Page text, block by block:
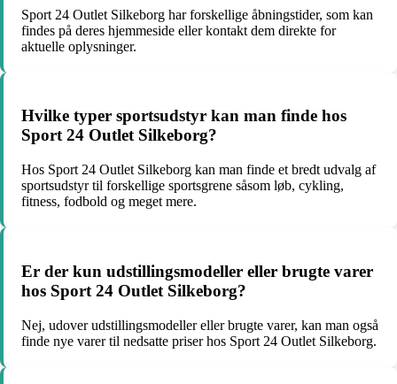
Sport 24 Outlet Silkeborg har forskellige åbningstider, som kan
findes på deres hjemmeside eller kontakt dem direkte for
aktuelle oplysninger.
Hvilke typer sportsudstyr kan man finde hos
Sport 24 Outlet Silkeborg?
Hos Sport 24 Outlet Silkeborg kan man finde et bredt udvalg af
sportsudstyr til forskellige sportsgrene såsom løb, cykling,
fitness, fodbold og meget mere.
Er der kun udstillingsmodeller eller brugte varer
hos Sport 24 Outlet Silkeborg?
Nej, udover udstillingsmodeller eller brugte varer, kan man også
finde nye varer til nedsatte priser hos Sport 24 Outlet Silkeborg.